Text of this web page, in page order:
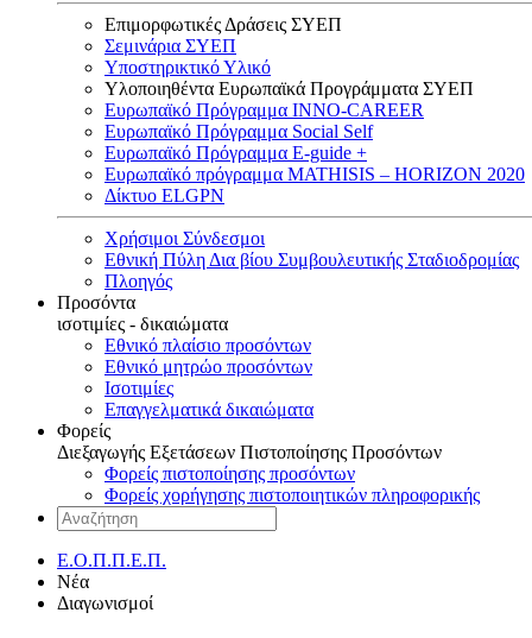
Επιμορφωτικές Δράσεις ΣΥΕΠ
Σεμινάρια ΣΥΕΠ
Υποστηρικτικό Υλικό
Υλοποιηθέντα Ευρωπαϊκά Προγράμματα ΣΥΕΠ
Ευρωπαϊκό Πρόγραμμα INNO-CAREER
Ευρωπαϊκό Πρόγραμμα Social Self
Ευρωπαϊκό Πρόγραμμα E-guide +
Ευρωπαϊκό πρόγραμμα MATHISIS – HORIZON 2020
Δίκτυο ELGPN
Χρήσιμοι Σύνδεσμοι
Εθνική Πύλη Δια βίου Συμβουλευτικής Σταδιοδρομίας
Πλοηγός
Προσόντα
ισοτιμίες - δικαιώματα
Εθνικό πλαίσιο προσόντων
Εθνικό μητρώο προσόντων
Ισοτιμίες
Επαγγελματικά δικαιώματα
Φορείς
Διεξαγωγής Εξετάσεων Πιστοποίησης Προσόντων
Φορείς πιστοποίησης προσόντων
Φορείς χορήγησης πιστοποιητικών πληροφορικής
Ε.Ο.Π.Π.Ε.Π.
Νέα
Διαγωνισμοί